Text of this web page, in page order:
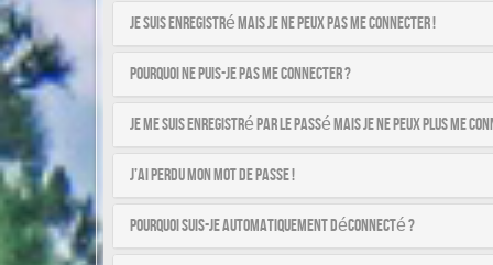
Je suis enregistré mais je ne peux pas me connecter !
Pourquoi ne puis-je pas me connecter ?
Je me suis enregistré par le passé mais je ne peux plus me
J’ai perdu mon mot de passe !
Pourquoi suis-je automatiquement déconnecté ?